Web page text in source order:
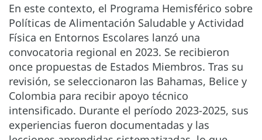
En este contexto, el Programa Hemisférico sobre
Políticas de Alimentación Saludable y Actividad
Física en Entornos Escolares lanzó una
convocatoria regional en 2023. Se recibieron
once propuestas de Estados Miembros. Tras su
revisión, se seleccionaron las Bahamas, Belice y
Colombia para recibir apoyo técnico
intensificado. Durante el período 2023-2025, sus
experiencias fueron documentadas y las